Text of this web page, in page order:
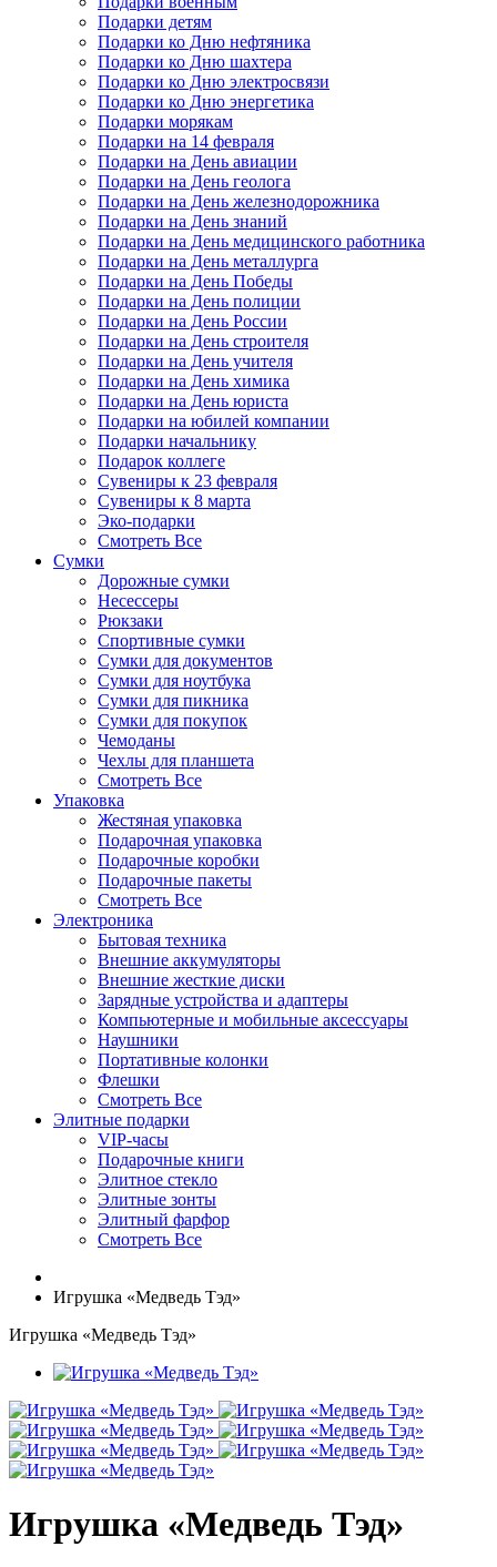
Подарки детям
Подарки ко Дню нефтяника
Подарки ко Дню шахтера
Подарки ко Дню электросвязи
Подарки ко Дню энергетика
Подарки морякам
Подарки на 14 февраля
Подарки на День авиации
Подарки на День геолога
Подарки на День железнодорожника
Подарки на День знаний
Подарки на День медицинского работника
Подарки на День металлурга
Подарки на День Победы
Подарки на День полиции
Подарки на День России
Подарки на День строителя
Подарки на День учителя
Подарки на День химика
Подарки на День юриста
Подарки на юбилей компании
Подарки начальнику
Подарок коллеге
Сувениры к 23 февраля
Сувениры к 8 марта
Эко-подарки
Смотреть Все
Сумки
Дорожные сумки
Несессеры
Рюкзаки
Спортивные сумки
Сумки для документов
Сумки для ноутбука
Сумки для пикника
Сумки для покупок
Чемоданы
Чехлы для планшета
Смотреть Все
Упаковка
Жестяная упаковка
Подарочная упаковка
Подарочные коробки
Подарочные пакеты
Смотреть Все
Электроника
Бытовая техника
Внешние аккумуляторы
Внешние жесткие диски
Зарядные устройства и адаптеры
Компьютерные и мобильные аксессуары
Наушники
Портативные колонки
Флешки
Смотреть Все
Элитные подарки
VIP-часы
Подарочные книги
Элитное стекло
Элитные зонты
Элитный фарфор
Смотреть Все
Игрушка «Медведь Тэд»
Игрушка «Медведь Тэд»
Игрушка «Медведь Тэд»